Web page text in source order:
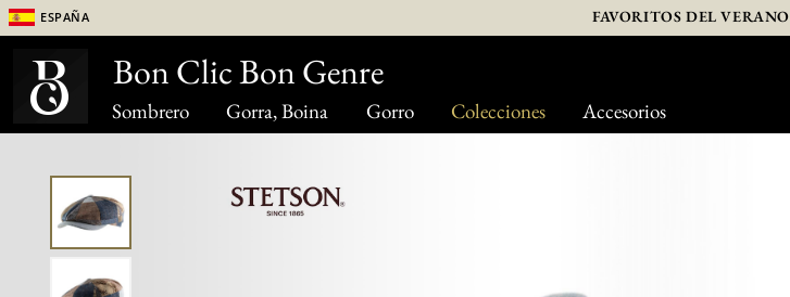
Sombrero Gorra, Boina Gorro Colecciones Accesorios
España FAVORITOS DEL VERANO
Bon Clic Bon Genre